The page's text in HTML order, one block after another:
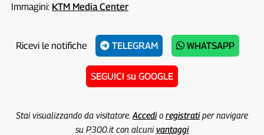
Immagini: KTM Media Center
Ricevi le notifiche TELEGRAM WHATSAPP
SEGUICI su GOOGLE
Stai visualizzando da visitatore. Accedio registratiper navigare
su P300.it con alcunivantaggi